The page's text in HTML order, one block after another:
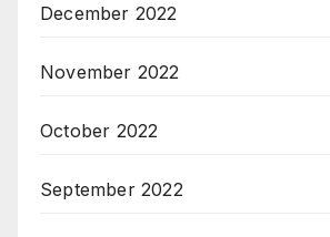
December 2022
November 2022
October 2022
September 2022